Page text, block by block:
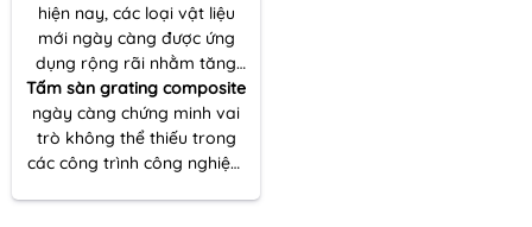
hiện nay, các loại vật liệu
mới ngày càng được ứng
dụng rộng rãi nhằm tăng
cường độ bền, giảm trọng
lượng và tối ưu hóa chi phí
thi công. Một trong những
sản phẩm tiêu biểu đó chính
Tấm sàn grating composite
ngày càng chứng minh vai
trò không thể thiếu trong
các công trình công nghiệp,